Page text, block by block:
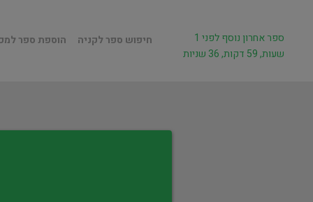
חיפוש ספר לקניה הוספת ספר
ספר אחרון נוסף לפני 1
שעות, 59 דקות, 36 שניות